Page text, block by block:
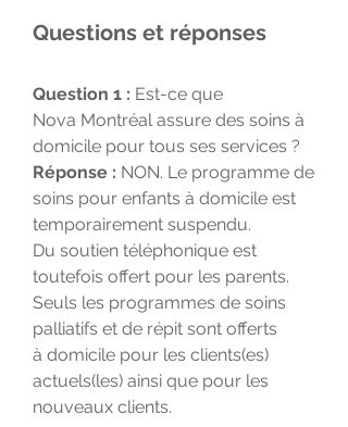
Questions et réponses
Question 1 : Est-ce que
Nova Montréal assure des soins à
domicile pour tous ses services ?
Réponse : NON. Le programme de
soins pour enfants à domicile est
temporairement suspendu.
Du soutien téléphonique est
toutefois offert pour les parents.
Seuls les programmes de soins
palliatifs et de répit sont offerts
à domicile pour les clients(es)
actuels(les) ainsi que pour les
nouveaux clients.